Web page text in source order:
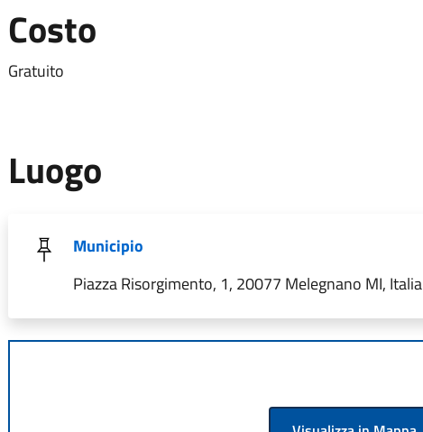
Costo
Gratuito
Luogo
Municipio
Piazza Risorgimento, 1, 20077 Melegnano MI, Italia